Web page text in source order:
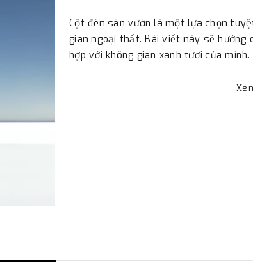
Cột đèn sân vườn là một lựa chọn
gian ngoại thất. Bài viết này sẽ hướng
hợp với không gian xanh tươi của mình.